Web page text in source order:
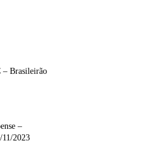
– Brasileirão
–
2023